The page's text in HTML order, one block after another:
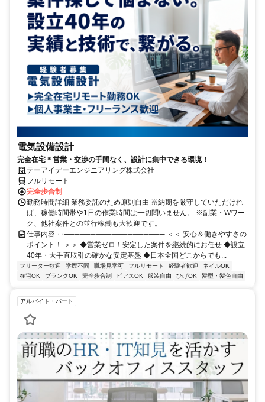
電気設備設計
完全在宅＊営業・交渉の手間なく、設計に集中できる環境！
テーアイデーエンジニアリング株式会社
フルリモート
完全歩合制
勤務時間詳細 業務委託のため原則自由 ※納期を厳守していただけれ
ば、稼働時間帯や1日の作業時間は一切問いません。 ※副業・Wワー
ク、他社案件との並行稼働も大歓迎です。
仕事内容 ‥─────────────────── ＜＜ 安心＆働きやすさの
ポイント！ ＞＞ ◆営業ゼロ！安定した案件を継続的にお任せ ◆設立
40年・大手直取引の確かな安定基盤 ◆日本全国どこからでも...
フリーター歓迎 学歴不問 職場見学可 フルリモート 経験者歓迎
ネイルOK
在宅OK
ブランクOK 完全歩合制 ピアスOK 服装自由 ひげOK 髪型・髪色自由
アルバイト・パート